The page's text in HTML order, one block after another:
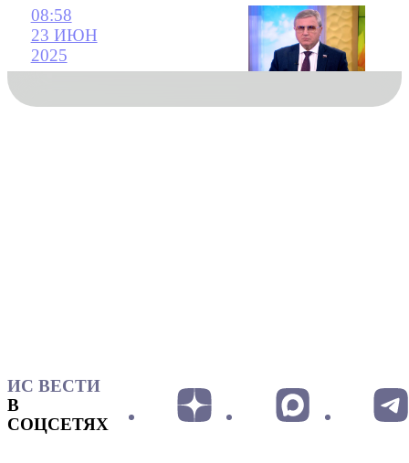
08:58
23 ИЮН
2025
ИС ВЕСТИ
В
СОЦСЕТЯХ